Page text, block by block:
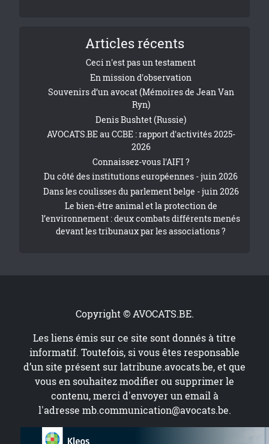
Articles récents
Ceci n'est pas un testament
En mission d'observation
Souvenirs d’un avocat (Mémoires de Jean Van
Ryn)
Denis Bushtet (Russie)
AVOCATS.BE au CCBE : rapport d'activités 2025-
2026
Connaissez-vous l'AIFI ?
Du côté des institutions européennes - juin 2026
Dans les coulisses du parlement belge - juin 2026
Le bien-être animal et la protection de
l’environnement : deux combats différents menés
devant les tribunaux par les associations ?
Copyright © AVOCATS.BE.
Les liens émis sur ce site sont donnés à titre
informatif. Toutefois, si vous êtes responsable
d’un site présent surlatribune.avocats.be, et que
vous en souhaitez modifier ou supprimer le
contenu, merci d'envoyer un email à
l'adresse mb.communication@avocats.be.